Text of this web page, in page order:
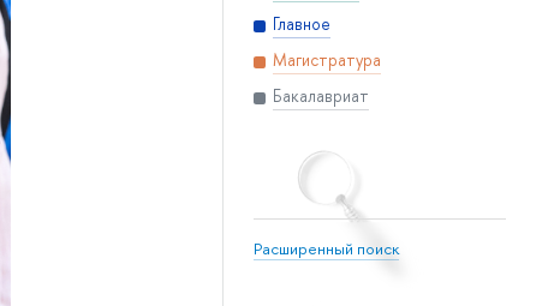
Главное
Магистратура
Бакалавриат
Расширенный поиск